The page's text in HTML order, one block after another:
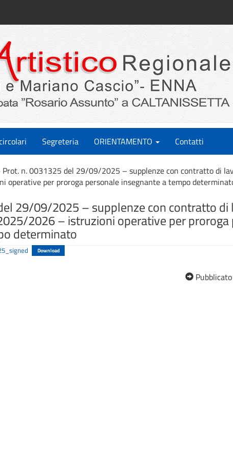
Segreteria ORIENTAMENTO Contatti
Prot. n. 0031325 del 29/09/2025 – supplenze con contratto di
operative per proroga personale insegnante a tempo
29/09/2025 – supplenze con contratto di
2026 – istruzioni operative per proroga
determinato
Download